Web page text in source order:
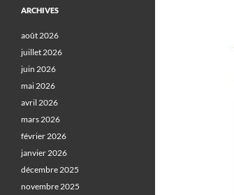
ARCHIVES
août 2026
juillet 2026
juin 2026
mai 2026
avril 2026
mars 2026
février 2026
janvier 2026
décembre 2025
novembre 2025